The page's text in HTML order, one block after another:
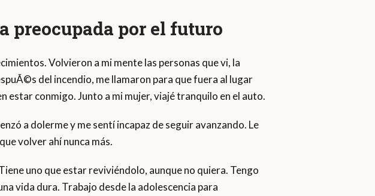
preocupada por el futuro
Volvieron a mi mente las personas que vi, la
del incendio, me llamaron para que fuera al lugar
estar conmigo. Junto a mi mujer, viajé tranquilo en el auto.
a dolerme y me sentí incapaz de seguir avanzando. Le
volver ahí nunca más.
uno que estar reviviéndolo, aunque no quiera. Tengo
vida dura. Trabajo desde la adolescencia para